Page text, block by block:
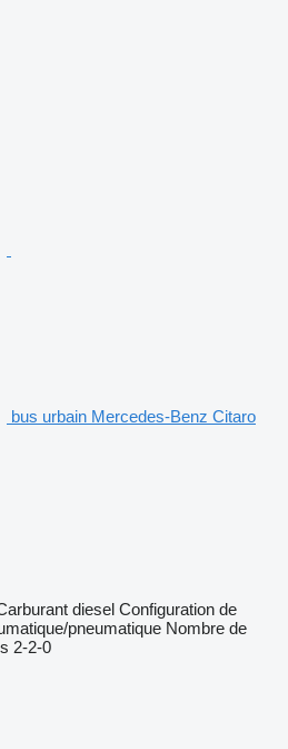
bus urbain Mercedes-Benz Citaro
diesel Configuration de
pneumatique Nombre de
2-2-0